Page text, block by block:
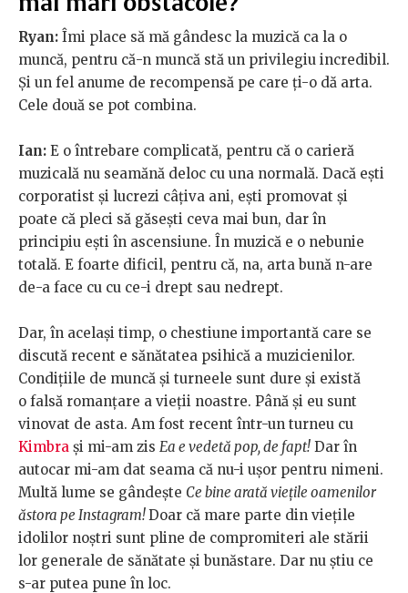
Ryan: Îmi place să mă gândesc la muzică ca la o
muncă, pentru că-n muncă stă un privilegiu incredibil.
Și un fel anume de recompensă pe care ți-o dă arta.
Cele două se pot combina.
Ian: E o întrebare complicată, pentru că o carieră
muzicală nu seamănă deloc cu una normală. Dacă ești
corporatist și lucrezi câțiva ani, ești promovat și
poate că pleci să găsești ceva mai bun, dar în
principiu ești în ascensiune. În muzică e o nebunie
totală. E foarte dificil, pentru că, na, arta bună n-are
de-a face cu cu ce-i drept sau nedrept.
Dar, în același timp, o chestiune importantă care se
discută recent e sănătatea psihică a muzicienilor.
Condițiile de muncă și turneele sunt dure și există
o falsă romanțare a vieții noastre. Până și eu sunt
vinovat de asta. Am fost recent într-un turneu cu
Kimbra și mi-am zis Ea e vedetă pop, de fapt! Dar în
autocar mi-am dat seama că nu-i ușor pentru nimeni.
Multă lume se gândește Ce bine arată viețile oamenilor
ăstora pe Instagram!Doar că mare parte din viețile
idolilor noștri sunt pline de compromiteri ale stării
lor generale de sănătate și bunăstare. Dar nu știu ce
s-ar putea pune în loc.